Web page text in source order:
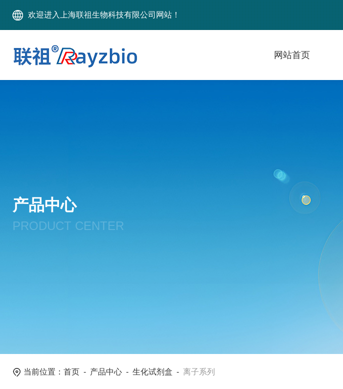
欢迎进入上海联祖生物科技有限公司网站！
网站首页
产品中心
PRODUCT CENTER
当前位置： 首页 - 产品中心 - 生化试剂盒 - 离子系列